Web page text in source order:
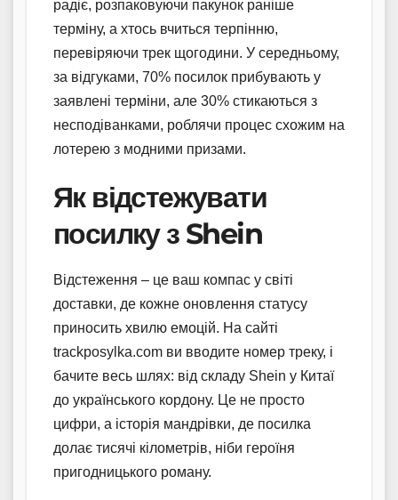
радіє, розпаковуючи пакунок раніше
терміну, а хтось вчиться терпінню,
перевіряючи трек щогодини. У середньому,
за відгуками, 70% посилок прибувають у
заявлені терміни, але 30% стикаються з
несподіванками, роблячи процес схожим на
лотерею з модними призами.
Як відстежувати
посилку з Shein
Відстеження – це ваш компас у світі
доставки, де кожне оновлення статусу
приносить хвилю емоцій. На сайті
trackposylka.com ви вводите номер треку, і
бачите весь шлях: від складу Shein у Китаї
до українського кордону. Це не просто
цифри, а історія мандрівки, де посилка
долає тисячі кілометрів, ніби героїня
пригодницького роману.